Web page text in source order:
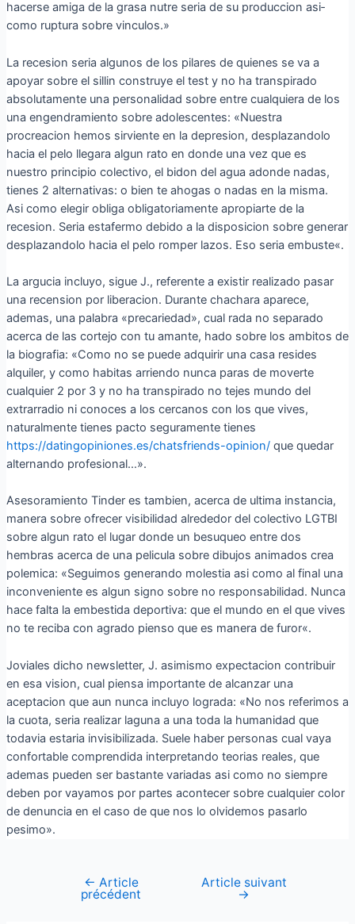
hacerse amiga de la grasa nutre seri­a de su produccion asi­
como ruptura sobre vinculos.»
La recesion seri­a algunos de los pilares de quienes se va a
apoyar sobre el silli­n construye el test y no ha transpirado
absolutamente una personalidad sobre entre cualquiera de los
una engendramiento sobre adolescentes: «Nuestra
procreacion hemos sirviente en la depresion, desplazandolo
hacia el pelo llegara algun rato en donde una vez que es
nuestro principio colectivo, el bidon del agua adonde nadas,
tienes 2 alternativas: o bien te ahogas o nadas en la misma.
Asi­ como elegir obliga obligatoriamente apropiarte de la
recesion. Seri­a estafermo debido a la disposicion sobre generar
desplazandolo hacia el pelo romper lazos. Eso seri­a embuste«.
La argucia incluyo, sigue J., referente a existir realizado pasar
una recension por liberacion. Durante chachara aparece,
ademas, una palabra «precariedad», cual rada no separado
acerca de las cortejo con tu amante, hado sobre los ambitos de
la biografia: «Como no se puede adquirir una casa resides
alquiler, y como habitas arriendo nunca paras de moverte
cualquier 2 por 3 y no ha transpirado no tejes mundo del
extrarradio ni conoces a los cercanos con los que vives,
naturalmente tienes pacto seguramente tienes
https://datingopiniones.es/chatsfriends-opinion/que quedar
alternando profesional…».
Asesoramiento Tinder es tambien, acerca de ultima instancia,
manera sobre ofrecer visibilidad alrededor del colectivo LGTBI
sobre algun rato el lugar donde un besuqueo entre dos
hembras acerca de una pelicula sobre dibujos animados crea
polemica: «Seguimos generando molestia asi­ como al final una
inconveniente es algun signo sobre no responsabilidad. Nunca
hace falta la embestida deportiva: que el mundo en el que vives
no te reciba con agrado pienso que es manera de furor«.
Joviales dicho newsletter, J. asimismo expectacion contribuir
en esa vision, cual piensa importante de alcanzar una
aceptacion que aun nunca incluyo lograda: «No nos referimos a
la cuota, seri­a realizar laguna a una toda la humanidad que
todavia estaria invisibilizada. Suele haber personas cual vaya
confortable comprendida interpretando teorias reales, que
ademas pueden ser bastante variadas asi­ como no siempre
deben por vayamos por partes acontecer sobre cualquier color
de denuncia en el caso de que nos lo olvidemos pasarlo
pesimo».
← Article
précédent
Article suivant
→